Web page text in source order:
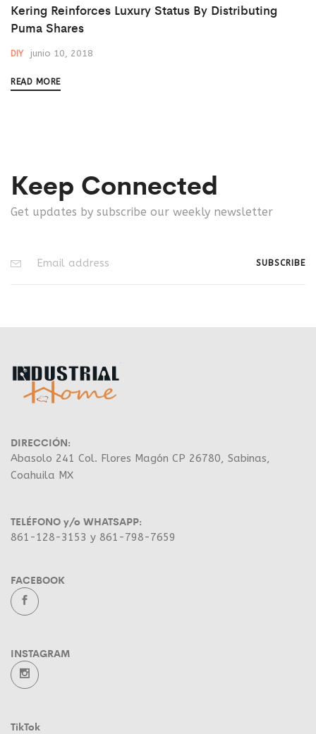
Kering Reinforces Luxury Status By Distributing
Puma Shares
DIY junio 10, 2018
READ MORE
Keep Connected
Get updates by subscribe our weekly newsletter
DIRECCIÓN:
Abasolo 241 Col. Flores Magón CP 26780, Sabinas,
Coahuila MX
TELÉFONO y/o WHATSAPP:
861-128-3153 y 861-798-7659
FACEBOOK
INSTAGRAM
TikTok